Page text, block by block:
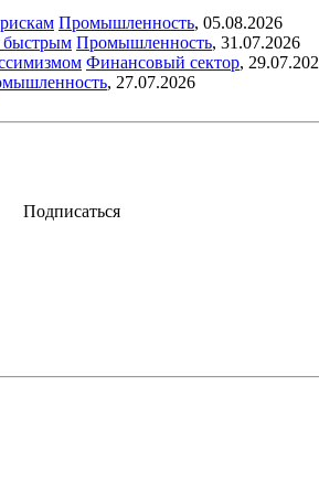
Промышленность, 05.08.2026
быстрым Промышленность, 31.07.2026
Финансовый сектор,
, 27.07.2026
Подписаться